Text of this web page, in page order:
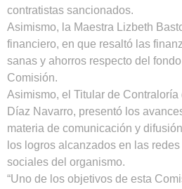
contratistas sancionados.
Asimismo, la Maestra Lizbeth
financiero, en que resaltó las
sanas y ahorros respecto del
Comisión.
Asimismo, el Titular de Contraloría
Díaz Navarro, presentó los
materia de comunicación y
los logros alcanzados en las redes
sociales del organismo.
“Uno de los objetivos de esta